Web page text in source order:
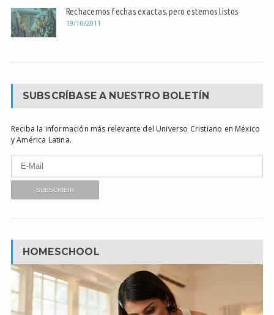
Rechacemos fechas exactas, pero estemos listos
19/10/2011
SUBSCRÍBASE A NUESTRO BOLETÍN
Reciba la información más relevante del Universo Cristiano en México
y América Latina.
HOMESCHOOL